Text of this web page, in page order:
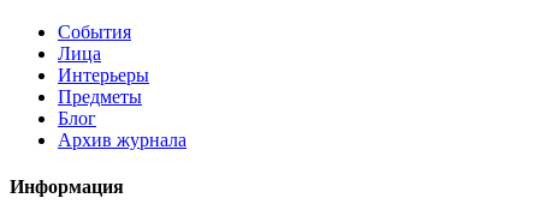
События
Лица
Интерьеры
Предметы
Блог
Архив журнала
Информация